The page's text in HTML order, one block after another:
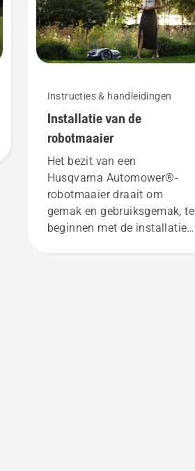
Instructies & handleidingen
Installatie van de
robotmaaier
Het bezit van een
Husqvarna Automower®-
robotmaaier draait om
gemak en gebruiksgemak, te
beginnen met de installatie.